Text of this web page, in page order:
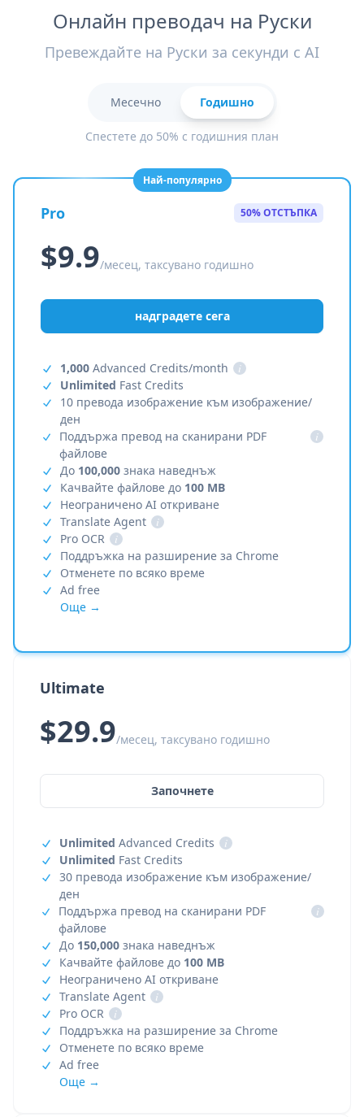
Онлайн преводач на Руски
Превеждайте на Руски за секунди с AI
Месечно Годишно
Спестете до 50% с годишния план
Най-популярно
Pro 50% ОТСТЪПКА
$9.9/месец, таксувано годишно
надградете сега
1,000 Advanced Credits/month
i
Unlimited Fast Credits
10 превода изображение към изображение/
ден
Поддържа превод на сканирани PDF
файлове
i
До 100,000 знака наведнъж
Качвайте файлове до 100 MB
Неограничено AI откриване
Translate Agent
i
Pro OCR
i
Поддръжка на разширение за Chrome
Отменете по всяко време
Ad free
Още →
Ultimate
$29.9/месец, таксувано годишно
Започнете
Unlimited Advanced Credits
i
Unlimited Fast Credits
30 превода изображение към изображение/
ден
Поддържа превод на сканирани PDF
файлове
i
До 150,000 знака наведнъж
Качвайте файлове до 100 MB
Неограничено AI откриване
Translate Agent
i
Pro OCR
i
Поддръжка на разширение за Chrome
Отменете по всяко време
Ad free
Още →